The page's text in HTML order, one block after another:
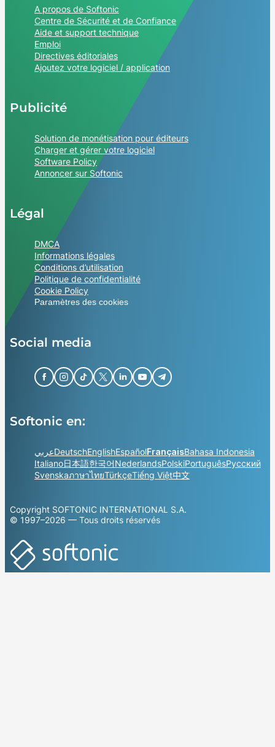
A propos de Softonic
Centre de Sécurité et de Confiance
Aide et support technique
Emploi
Directives éditoriales
Ajoutez votre logiciel / application
Publicité
Solution de monétisation pour éditeurs
Charger et gérer votre logiciel
Software Policy
Annoncer sur Softonic
Légal
DMCA
Informations légales
Conditions d’utilisation
Politique de confidentialité
Cookie Policy
Paramètres des cookies
Social media
Softonic en:
عربيDeutschEnglishEspañolFrançaisBahasa Indonesia
Italiano日本語한국어NederlandsPolskiPortuguêsРусский
SvenskaภาษาไทยTürkçeTiếng Việt中文
Copyright SOFTONIC INTERNATIONAL S.A.
© 1997–2026 — Tous droits réservés